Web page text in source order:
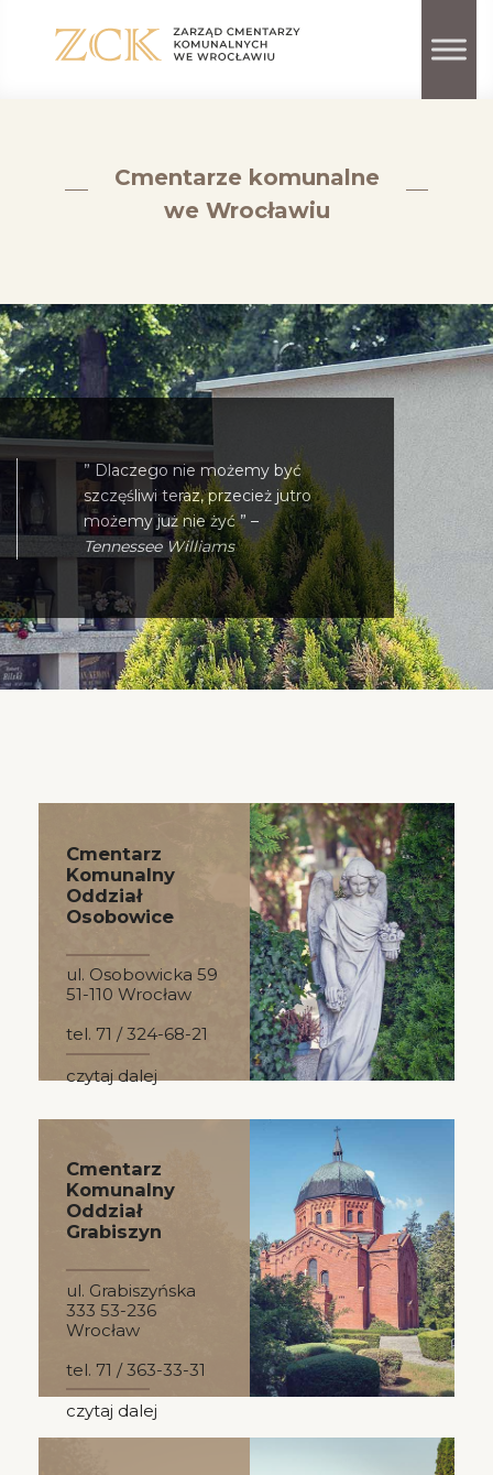
Cmentarze komunalne
we Wrocławiu
” Dlaczego nie możemy być
szczęśliwi teraz, przecież jutro
możemy już nie żyć ” –
Tennessee Williams
Cmentarz
Komunalny
Oddział
Osobowice
ul. Osobowicka 59
51-110 Wrocław
tel. 71 / 324-68-21
czytaj dalej
Cmentarz
Komunalny
Oddział
Grabiszyn
ul. Grabiszyńska
333 53-236
Wrocław
tel. 71 / 363-33-31
czytaj dalej